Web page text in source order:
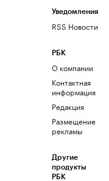
Уведомления
RSS Новости
РБК
О компании
Контактная
информация
Редакция
Размещение
рекламы
Другие
продукты
РБК